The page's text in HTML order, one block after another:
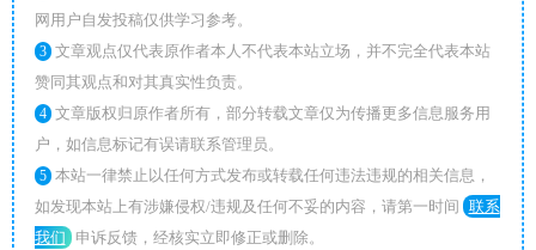
网用户自发投稿仅供学习参考。
3 文章观点仅代表原作者本人不代表本站立场，并不完全代表本站
赞同其观点和对其真实性负责。
4 文章版权归原作者所有，部分转载文章仅为传播更多信息服务用
户，如信息标记有误请联系管理员。
5 本站一律禁止以任何方式发布或转载任何违法违规的相关信息，
如发现本站上有涉嫌侵权/违规及任何不妥的内容，请第一时间 联系
我们
申诉反馈，经核实立即修正或删除。